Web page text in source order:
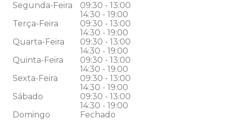
Segunda-Feira
09:30 - 13:00
14:30 - 19:00
Terça-Feira
09:30 - 13:00
14:30 - 19:00
Quarta-Feira
09:30 - 13:00
14:30 - 19:00
Quinta-Feira
09:30 - 13:00
14:30 - 19:00
Sexta-Feira
09:30 - 13:00
14:30 - 19:00
Sábado
09:30 - 13:00
14:30 - 19:00
Domingo
Fechado